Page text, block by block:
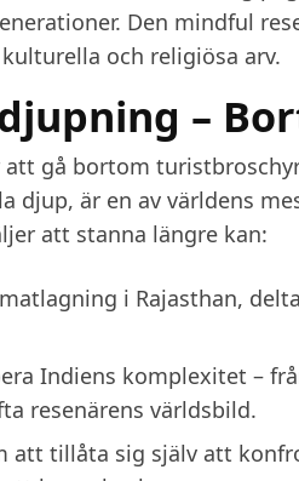
Den mindful
och religiösa arv.
–
gå bortom
djup, är en av världens
att stanna längre kan:
i Rajasthan,
Indiens komplexitet –
resenärens världsbild.
att tillåta sig själv att